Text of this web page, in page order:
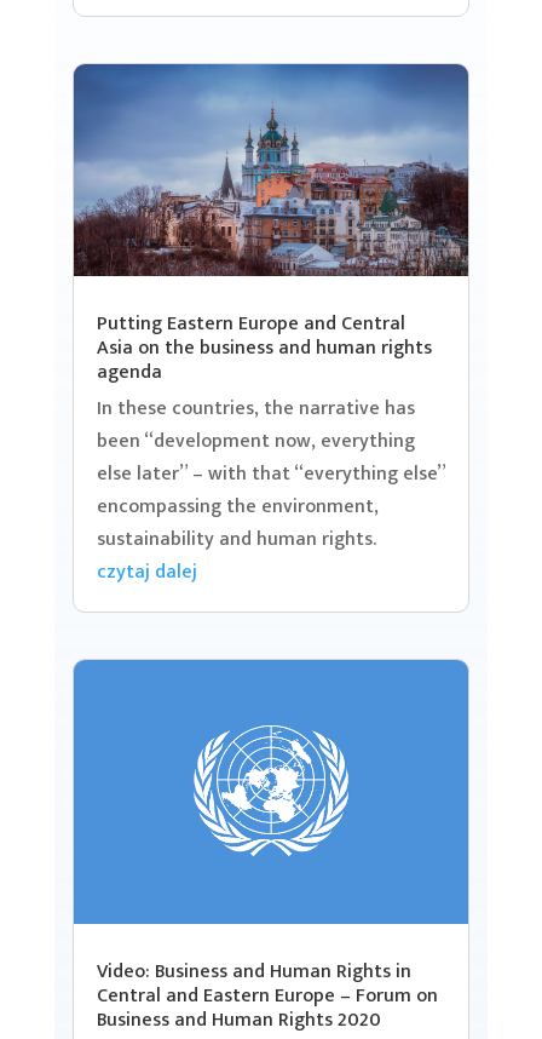
Putting Eastern Europe and Central
Asia on the business and human rights
agenda
In these countries, the narrative has
been “development now, everything
else later” – with that “everything else”
encompassing the environment,
sustainability and human rights.
czytaj dalej
Video: Business and Human Rights in
Central and Eastern Europe – Forum on
Business and Human Rights 2020